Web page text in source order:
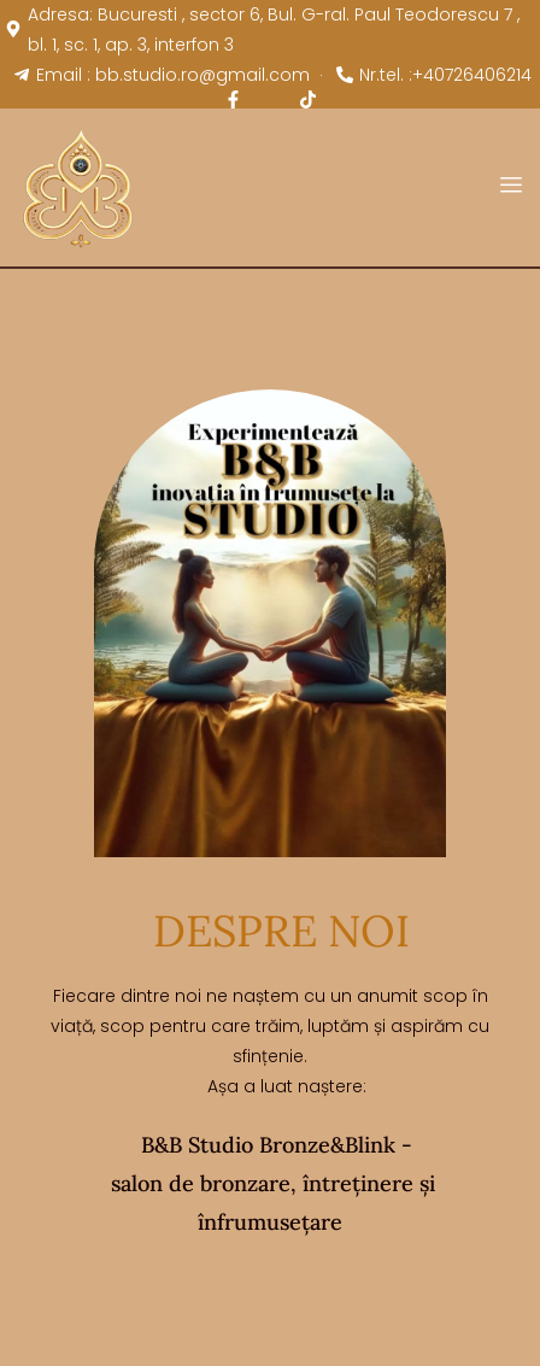
Adresa: Bucuresti , sector 6, Bul. G-ral. Paul Teodorescu 7 ,
bl. 1, sc. 1, ap. 3, interfon 3
Email : bb.studio.ro@gmail.com
Nr.tel. :+40726406214
DESPRE NOI
Fiecare dintre noi ne naștem cu un anumit scop în
viață, scop pentru care trăim, luptăm și aspirăm cu
sfințenie.
Așa a luat naștere:
B&B Studio Bronze&Blink -
salon de bronzare, întreținere și
înfrumusețare